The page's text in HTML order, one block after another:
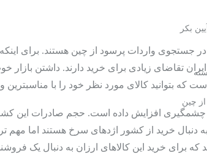
بکر
چین
جستجوی واردات پرسود از چین هستند. برای اینکه
تقاضای زیادی برای خرید دارند. داشتن
که بتوانید کالای مورد نظر خود را با مناسبترین
چشمگیری افزایش داده است. حجم صادرات این
خرید از کشور اژدهای سرخ هستند اما مهم
برای خرید این کالاهای ارزان به دنبال یک